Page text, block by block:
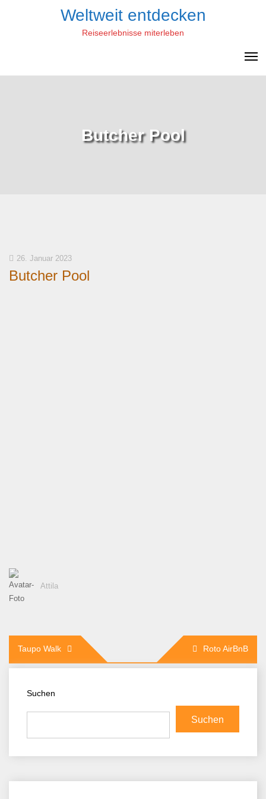
Weltweit entdecken
Reiseerlebnisse miterleben
Butcher Pool
26. Januar 2023
Butcher Pool
Attila
Beitragsnavigation
Taupo Walk Roto AirBnB
Suchen
Suchen